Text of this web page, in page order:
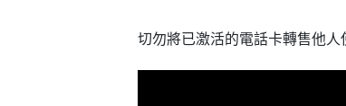
切勿將已激活的電話卡轉售他